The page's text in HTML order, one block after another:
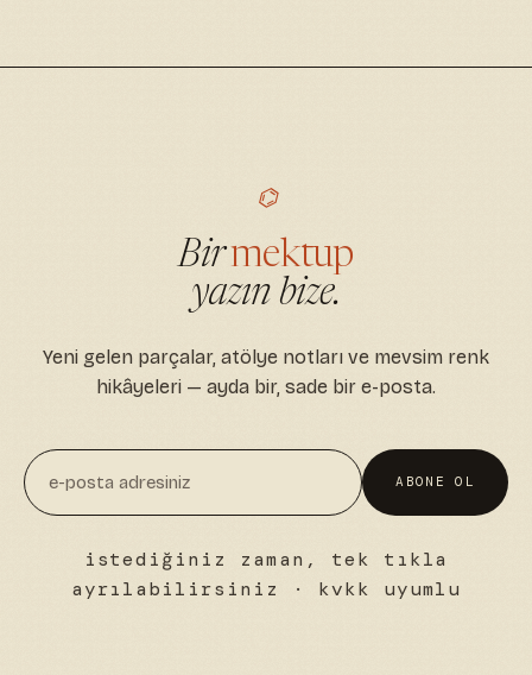
⌬
Birmektup
yazın bize.
Yeni gelen parçalar, atölye notları ve mevsim renk
hikâyeleri — ayda bir, sade bir e-posta.
ABONE OL
istediğiniz zaman, tek tıkla
ayrılabilirsiniz · kvkk uyumlu